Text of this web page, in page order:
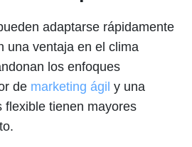
adaptarse rápidamente
una ventaja en el clima
los enfoques
de marketing ágil y una
flexible tienen mayores